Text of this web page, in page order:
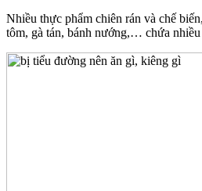
Nhiều thực phẩm chiên rán và chế
tôm, gà tán, bánh nướng,… chứa nhiều